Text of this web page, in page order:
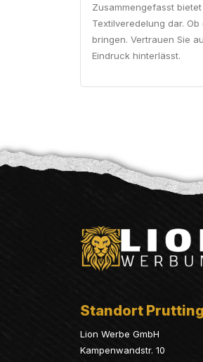
Zusammengefasst
Textilveredelung dar.
bringen. Vertrauen Sie
Eindruck hinterlässt.
Standort Prutting
Lion Werbe GmbH
Kampenwandstr. 10